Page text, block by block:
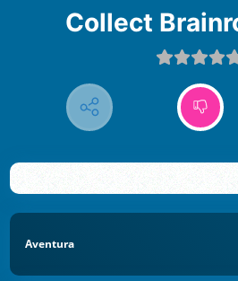
Collect
Aventura